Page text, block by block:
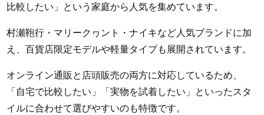
比較したい」という家庭から人気を集めています。
村瀬鞄行・マリークヮント・ナイキなど人気ブランドに加
え、百貨店限定モデルや軽量タイプも展開されています。
オンライン通販と店頭販売の両方に対応しているため、
「自宅で比較したい」「実物を試着したい」といったスタ
イルに合わせて選びやすいのも特徴です。